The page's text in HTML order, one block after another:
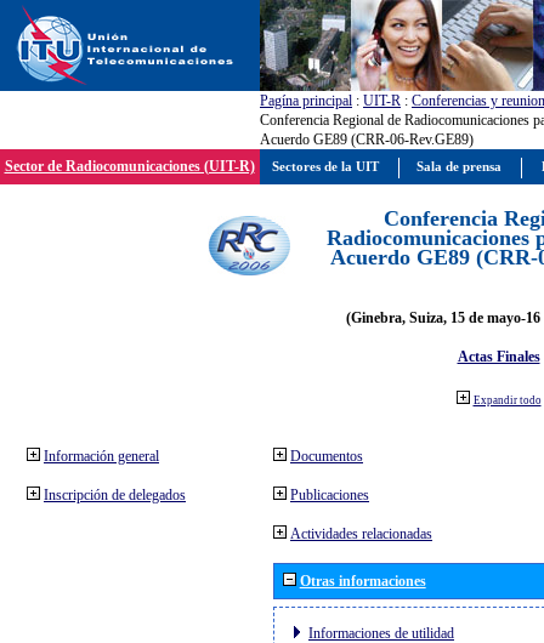
Pagína principal : UIT-R : Conferencias y
Conferencia Regional de Radiocomunicaciones
Acuerdo GE89 (CRR-06-Rev.GE89)
Sector de Radiocomunicaciones (UIT-R)
Conferencia
Radiocomunicaciones
Acuerdo GE89 (CRR-
(Ginebra, Suiza, 15 de mayo-
Actas Finales
Expandir todo
Información general
Inscripción de delegados
Documentos
Publicaciones
Actividades relacionadas
Otras informaciones
Informaciones de utilidad
Sectores de la UIT Sala de prensa